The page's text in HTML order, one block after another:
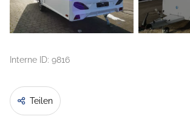
Interne ID: 9816
Teilen